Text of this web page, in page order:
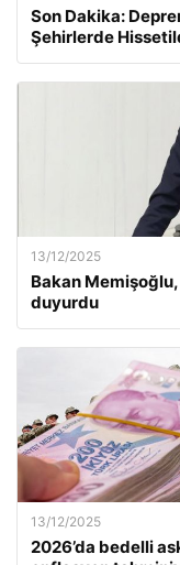
Son Dakika:
Şehirlerde
13/12/2025
Bakan Memişoğlu,
duyurdu
13/12/2025
2026’da bedelli